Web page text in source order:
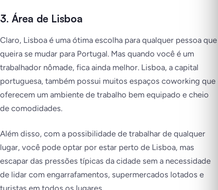
3. Área de Lisboa
Claro, Lisboa é uma ótima escolha para qualquer pessoa que
queira se mudar para Portugal. Mas quando você é um
trabalhador nômade, fica ainda melhor. Lisboa, a capital
portuguesa, também possui muitos espaços coworking que
oferecem um ambiente de trabalho bem equipado e cheio
de comodidades.
Além disso, com a possibilidade de trabalhar de qualquer
lugar, você pode optar por estar perto de Lisboa, mas
escapar das pressões típicas da cidade sem a necessidade
de lidar com engarrafamentos, supermercados lotados e
turistas em todos os lugares.